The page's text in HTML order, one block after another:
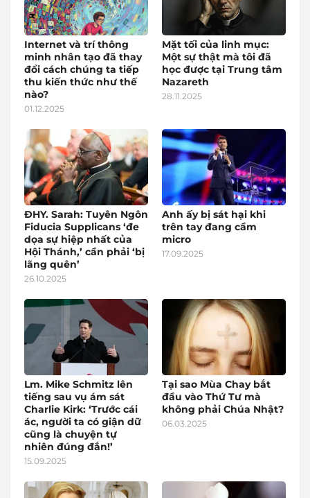
Internet và trí thông
minh nhân tạo đã thay
đổi cách chúng ta tiếp
thu kiến thức như thế
nào?
01.12.2025
Mặt tối của linh mục:
Một sự thật mà tôi đã
học được tại Trung tâm
Nazareth
28.11.2025
ĐHY. Sarah: Tuyên Ngôn
Fiducia Supplicans ‘đe
dọa sự hiệp nhất của
Hội Thánh,’ cần phải ‘bị
lãng quên’
26.10.2025
Anh ấy bị sát hại khi
trên tay đang cầm
micro
17.09.2025
Lm. Mike Schmitz lên
tiếng sau vụ ám sát
Charlie Kirk: ‘Trước cái
ác, người ta có giận dữ
cũng là chuyện tự
nhiên đúng đắn!’
15.09.2025
Tại sao Mùa Chay bắt
đầu vào Thứ Tư mà
không phải Chúa Nhật?
06.03.2025